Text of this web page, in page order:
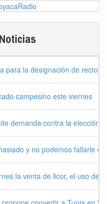
para la designación de rector
campesino este viernes
demanda contra la elección
y no podemos fallarle
la venta de licor, el uso de